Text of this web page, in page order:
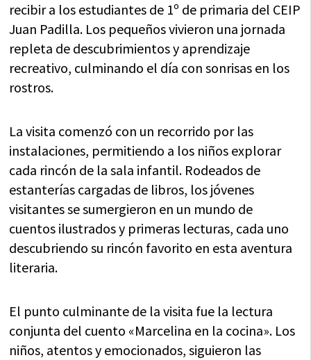
recibir a los estudiantes de 1º de primaria del CEIP
Juan Padilla. Los pequeños vivieron una jornada
repleta de descubrimientos y aprendizaje
recreativo, culminando el día con sonrisas en los
rostros.
La visita comenzó con un recorrido por las
instalaciones, permitiendo a los niños explorar
cada rincón de la sala infantil. Rodeados de
estanterías cargadas de libros, los jóvenes
visitantes se sumergieron en un mundo de
cuentos ilustrados y primeras lecturas, cada uno
descubriendo su rincón favorito en esta aventura
literaria.
El punto culminante de la visita fue la lectura
conjunta del cuento «Marcelina en la cocina». Los
niños, atentos y emocionados, siguieron las